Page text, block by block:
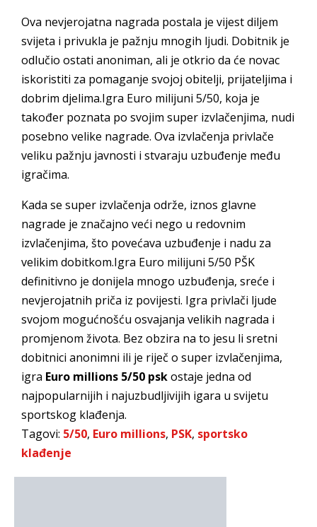
Ova nevjerojatna nagrada postala je vijest diljem
svijeta i privukla je pažnju mnogih ljudi. Dobitnik je
odlučio ostati anoniman, ali je otkrio da će novac
iskoristiti za pomaganje svojoj obitelji, prijateljima i
dobrim djelima.Igra Euro milijuni 5/50, koja je
također poznata po svojim super izvlačenjima, nudi
posebno velike nagrade. Ova izvlačenja privlače
veliku pažnju javnosti i stvaraju uzbuđenje među
igračima.
Kada se super izvlačenja održe, iznos glavne
nagrade je značajno veći nego u redovnim
izvlačenjima, što povećava uzbuđenje i nadu za
velikim dobitkom.Igra Euro milijuni 5/50 PŠK
definitivno je donijela mnogo uzbuđenja, sreće i
nevjerojatnih priča iz povijesti. Igra privlači ljude
svojom mogućnošću osvajanja velikih nagrada i
promjenom života. Bez obzira na to jesu li sretni
dobitnici anonimni ili je riječ o super izvlačenjima,
igra Euro millions 5/50 pskostaje jedna od
najpopularnijih i najuzbudljivijih igara u svijetu
sportskog klađenja.
Tagovi: 5/50, Euro millions, PSK, sportsko
klađenje